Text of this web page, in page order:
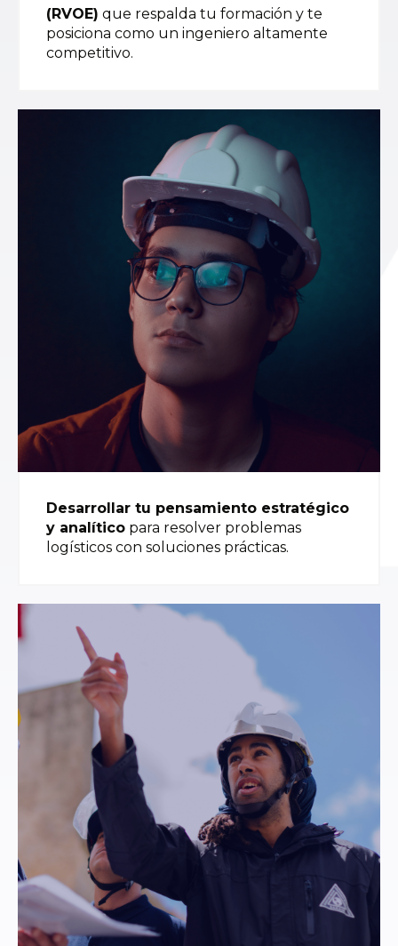
(RVOE) que respalda tu formación y te
posiciona como un ingeniero altamente
competitivo.
Desarrollar tu pensamiento estratégico
y analítico para resolver problemas
logísticos con soluciones prácticas.